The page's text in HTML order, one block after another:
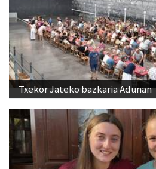
Txekor Jateko bazkaria Adunan